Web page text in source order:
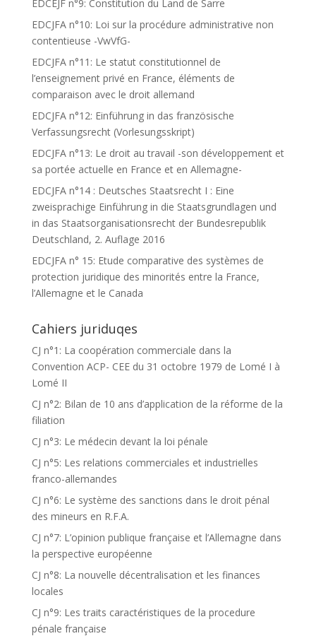
EDCEJF n°9: Constitution du Land de Sarre
EDCJFA n°10: Loi sur la procédure administrative non
contentieuse -VwVfG-
EDCJFA n°11: Le statut constitutionnel de
l’enseignement privé en France, éléments de
comparaison avec le droit allemand
EDCJFA n°12: Einführung in das französische
Verfassungsrecht (Vorlesungsskript)
EDCJFA n°13: Le droit au travail -son développement et
sa portée actuelle en France et en Allemagne-
EDCJFA n°14 : Deutsches Staatsrecht I : Eine
zweisprachige Einführung in die Staatsgrundlagen und
in das Staatsorganisationsrecht der Bundesrepublik
Deutschland, 2. Auflage 2016
EDCJFA n° 15: Etude comparative des systèmes de
protection juridique des minorités entre la France,
l’Allemagne et le Canada
Cahiers juriduqes
CJ n°1: La coopération commerciale dans la
Convention ACP- CEE du 31 octobre 1979 de Lomé I à
Lomé II
CJ n°2: Bilan de 10 ans d’application de la réforme de la
filiation
CJ n°3: Le médecin devant la loi pénale
CJ n°5: Les relations commerciales et industrielles
franco-allemandes
CJ n°6: Le système des sanctions dans le droit pénal
des mineurs en R.F.A.
CJ n°7: L’opinion publique française et l’Allemagne dans
la perspective européenne
CJ n°8: La nouvelle décentralisation et les finances
locales
CJ n°9: Les traits caractéristiques de la procedure
pénale française